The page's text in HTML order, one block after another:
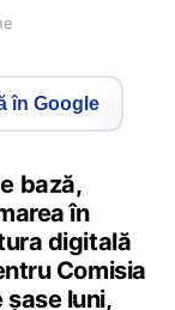
în Google
bază,
în
digitală
Comisia
luni,